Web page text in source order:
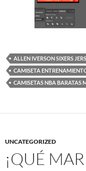
ALLEN IVERSON SIXERS
CAMISETA
CAMISETAS NBA BARATAS
UNCATEGORIZED
¡QUÉ